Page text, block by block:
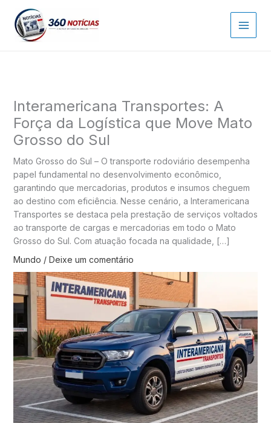
para
conteúdo
Interamericana Transportes: A
Força da Logística que Move Mato
Grosso do Sul
Mato Grosso do Sul – O transporte rodoviário desempenha
papel fundamental no desenvolvimento econômico,
garantindo que mercadorias, produtos e insumos cheguem
ao destino com eficiência. Nesse cenário, a Interamericana
Transportes se destaca pela prestação de serviços voltados
ao transporte de cargas e mercadorias em todo o Mato
Grosso do Sul. Com atuação focada na qualidade, […]
Mundo / Deixe um comentário